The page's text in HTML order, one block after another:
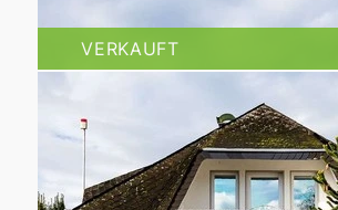
VERKAUFT